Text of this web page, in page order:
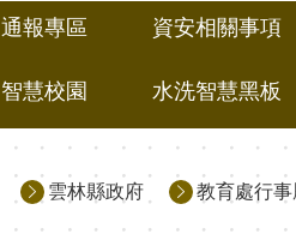
通報專區 資安相關事項
智慧校園 水洗智慧黑板
雲林縣政府 教育處行事